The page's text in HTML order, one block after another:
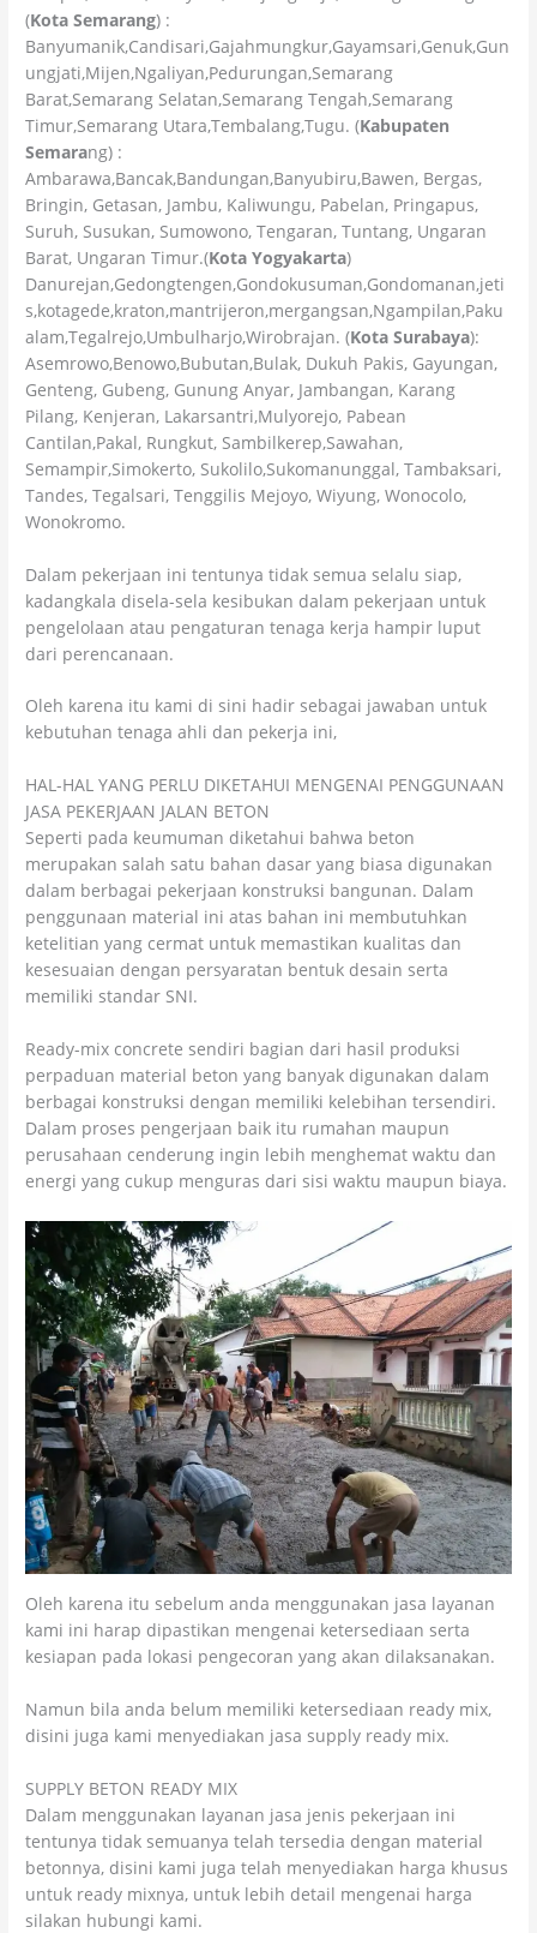
(Kota Semarang) :
Banyumanik,Candisari,Gajahmungkur,Gayamsari,Genuk,Gun
ungjati,Mijen,Ngaliyan,Pedurungan,Semarang
Barat,Semarang Selatan,Semarang Tengah,Semarang
Timur,Semarang Utara,Tembalang,Tugu. (Kabupaten
Semarang) :
Ambarawa,Bancak,Bandungan,Banyubiru,Bawen, Bergas,
Bringin, Getasan, Jambu, Kaliwungu, Pabelan, Pringapus,
Suruh, Susukan, Sumowono, Tengaran, Tuntang, Ungaran
Barat, Ungaran Timur.(Kota Yogyakarta)
Danurejan,Gedongtengen,Gondokusuman,Gondomanan,jeti
s,kotagede,kraton,mantrijeron,mergangsan,Ngampilan,Paku
alam,Tegalrejo,Umbulharjo,Wirobrajan. (Kota Surabaya):
Asemrowo,Benowo,Bubutan,Bulak, Dukuh Pakis, Gayungan,
Genteng, Gubeng, Gunung Anyar, Jambangan, Karang
Pilang, Kenjeran, Lakarsantri,Mulyorejo, Pabean
Cantilan,Pakal, Rungkut, Sambilkerep,Sawahan,
Semampir,Simokerto, Sukolilo,Sukomanunggal, Tambaksari,
Tandes, Tegalsari, Tenggilis Mejoyo, Wiyung, Wonocolo,
Wonokromo.
Dalam pekerjaan ini tentunya tidak semua selalu siap,
kadangkala disela-sela kesibukan dalam pekerjaan untuk
pengelolaan atau pengaturan tenaga kerja hampir luput
dari perencanaan.
Oleh karena itu kami di sini hadir sebagai jawaban untuk
kebutuhan tenaga ahli dan pekerja ini,
HAL-HAL YANG PERLU DIKETAHUI MENGENAI PENGGUNAAN
JASA PEKERJAAN JALAN BETON
Seperti pada keumuman diketahui bahwa beton
merupakan salah satu bahan dasar yang biasa digunakan
dalam berbagai pekerjaan konstruksi bangunan. Dalam
penggunaan material ini atas bahan ini membutuhkan
ketelitian yang cermat untuk memastikan kualitas dan
kesesuaian dengan persyaratan bentuk desain serta
memiliki standar SNI.
Ready-mix concrete sendiri bagian dari hasil produksi
perpaduan material beton yang banyak digunakan dalam
berbagai konstruksi dengan memiliki kelebihan tersendiri.
Dalam proses pengerjaan baik itu rumahan maupun
perusahaan cenderung ingin lebih menghemat waktu dan
energi yang cukup menguras dari sisi waktu maupun biaya.
Oleh karena itu sebelum anda menggunakan jasa layanan
kami ini harap dipastikan mengenai ketersediaan serta
kesiapan pada lokasi pengecoran yang akan dilaksanakan.
Namun bila anda belum memiliki ketersediaan ready mix,
disini juga kami menyediakan jasa supply ready mix.
SUPPLY BETON READY MIX
Dalam menggunakan layanan jasa jenis pekerjaan ini
tentunya tidak semuanya telah tersedia dengan material
betonnya, disini kami juga telah menyediakan harga khusus
untuk ready mixnya, untuk lebih detail mengenai harga
silakan hubungi kami.